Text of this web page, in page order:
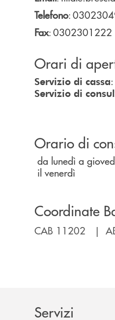
Telefono:
Fax: 0302301222
Orari di
Servizio di cassa
Servizio di
il
Orario di
da lunedì a
il venerdì
Coordinate
CAB 11202 |
Servizi